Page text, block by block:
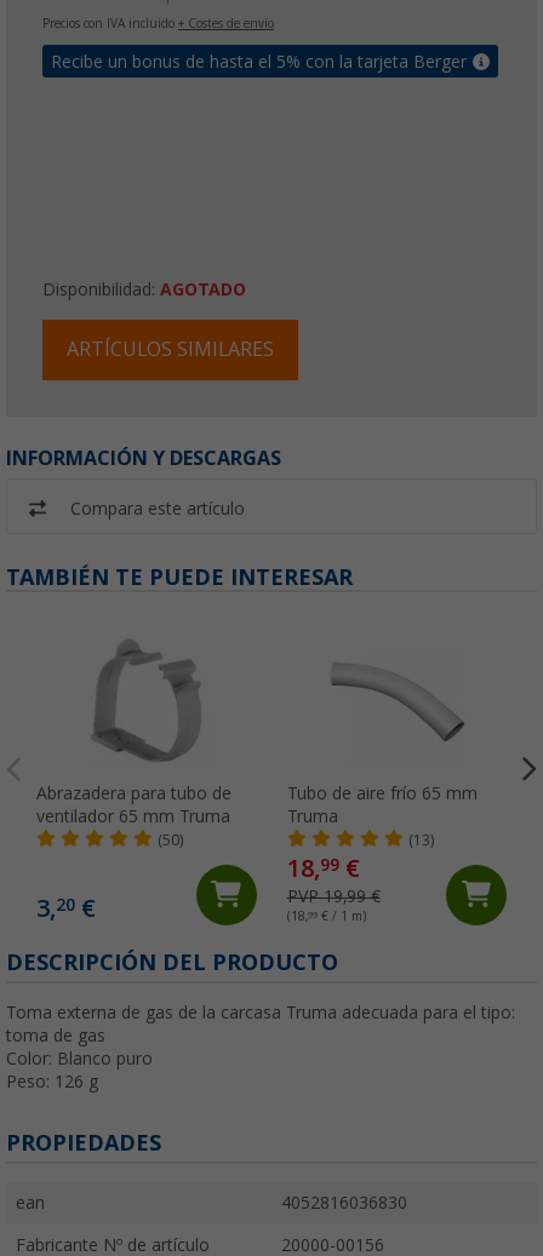
Precios con IVA incluido + Costes de envío
Recibe un bonus de hasta el 5% con la tarjeta Berger
Disponibilidad: AGOTADO
ARTÍCULOS SIMILARES
INFORMACIÓN Y DESCARGAS
Compara este artículo
TAMBIÉN TE PUEDE INTERESAR
Abrazadera para tubo de
ventilador 65 mm Truma
(50)
3,20 €
Tubo de aire frío 65 mm
Truma
(13)
18,99€
PVP 19,99 €
(18,99€ / 1 m)
DESCRIPCIÓN DEL PRODUCTO
Toma externa de gas de la carcasa Truma adecuada para el tipo:
toma de gas
Color: Blanco puro
Peso: 126 g
PROPIEDADES
ean 4052816036830
Fabricante Nº de artículo 20000-00156